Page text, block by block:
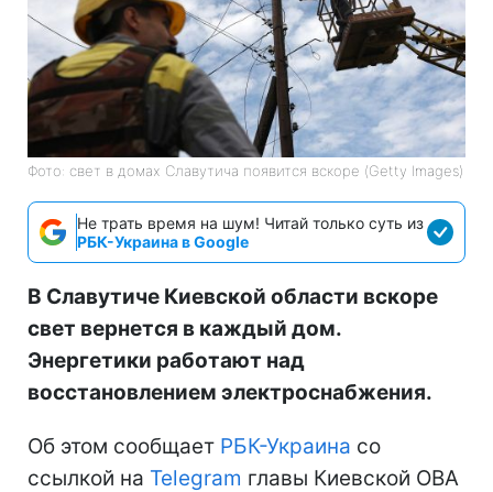
Фото: свет в домах Славутича появится вскоре (Getty Images)
Не трать время на шум! Читай только суть из
РБК-Украина в Google
В Славутиче Киевской области вскоре
свет вернется в каждый дом.
Энергетики работают над
восстановлением электроснабжения.
Об этом сообщает РБК-Украина со
ссылкой на Telegram главы Киевской ОВА